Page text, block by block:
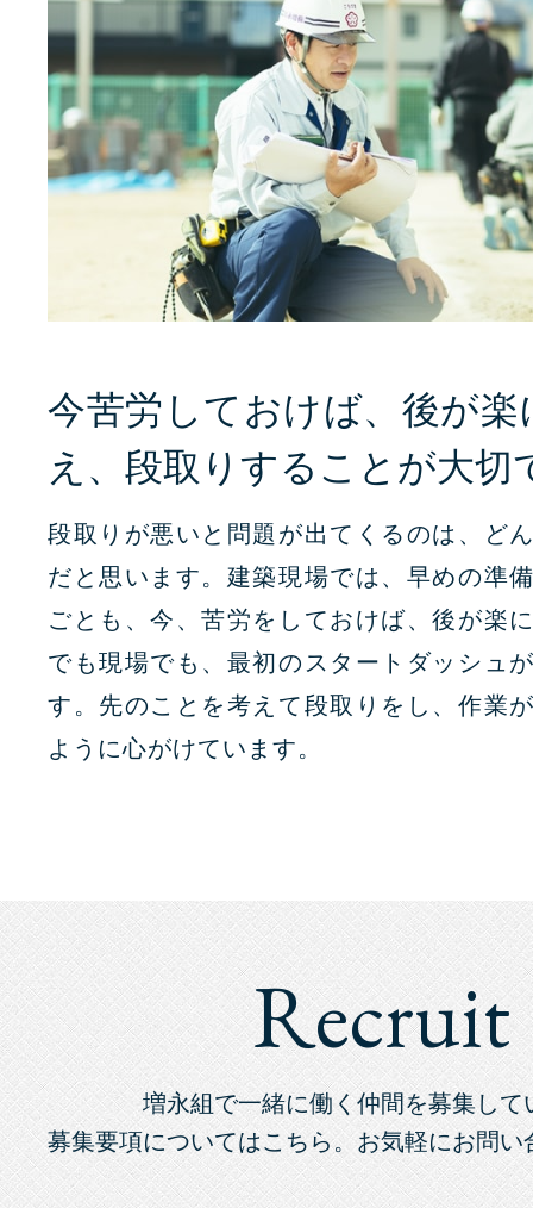
今苦労しておけば、後が楽
え、段取りすることが大切
段取りが悪いと問題が出てくるのは、ど
だと思います。建築現場では、早めの準
ごとも、今、苦労をしておけば、後が楽
でも現場でも、最初のスタートダッシュ
す。先のことを考えて段取りをし、作業
ように心がけています。
Recruit
増永組で一緒に働く仲間を募集して
募集要項についてはこちら。お気軽にお問い